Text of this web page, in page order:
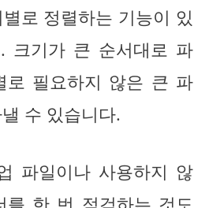
로 정렬하는 기능이 있
크기가 큰 순서대로 파
로 필요하지 않은 큰 파
수 있습니다.
파일이나 사용하지 않